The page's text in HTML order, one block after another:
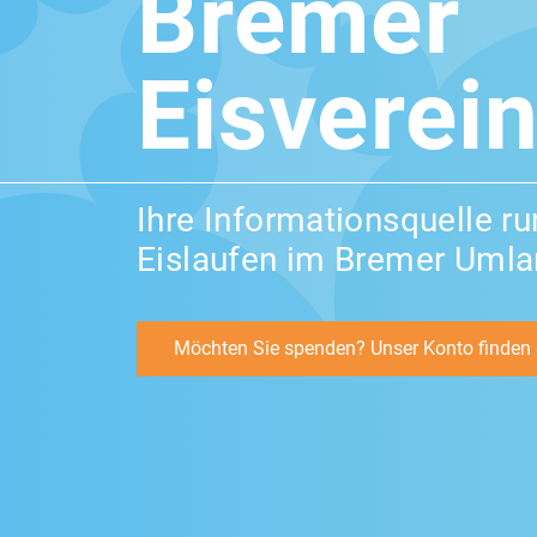
Ihre Informationsquelle
Eislaufen im Bremer
Möchten Sie spenden? Unser Konto finden